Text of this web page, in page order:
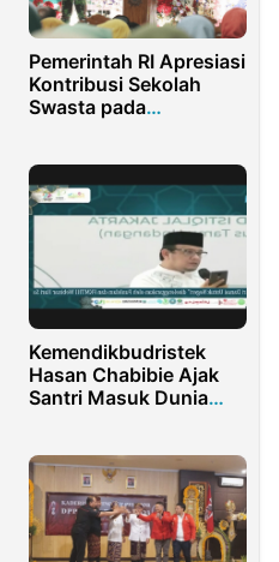
Pemerintah RI Apresiasi
Kontribusi Sekolah
Swasta pada
Kemendikbudristek
Hasan Chabibie Ajak
Santri Masuk Dunia